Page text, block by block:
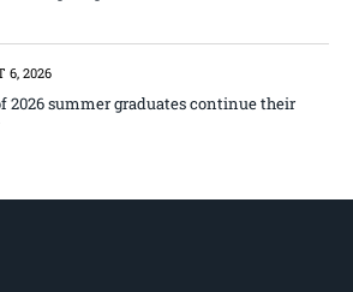
6, 2026
2026 summer graduates continue their